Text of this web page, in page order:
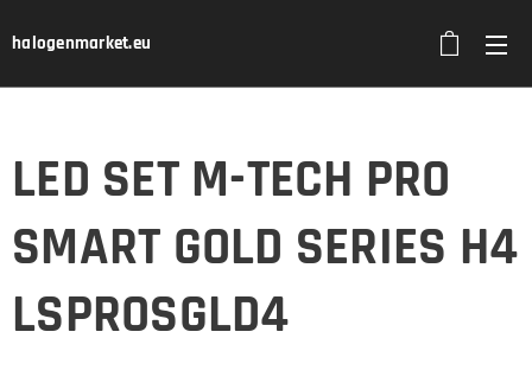
halogenmarket.eu
LED SET M-TECH PRO
SMART GOLD SERIES H4
LSPROSGLD4